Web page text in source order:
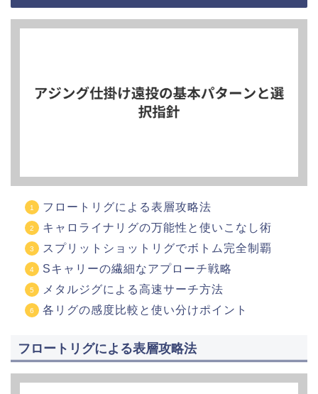
フロートリグによる表層攻略法
キャロライナリグの万能性と使いこなし術
スプリットショットリグでボトム完全制覇
Sキャリーの繊細なアプローチ戦略
メタルジグによる高速サーチ方法
各リグの感度比較と使い分けポイント
フロートリグによる表層攻略法